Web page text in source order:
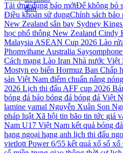
Tải ứng dụng báo mớiĐể không bỏ
Điều khoản sử dụngChính sách bảo
New Zealand sân bay Sydney
học phổ thông New Zealand Cindy
Malaysia ASEAN Cup 2026 Lào
Phomvihane Australia
Cách mạng Lào Iran Nhà nước Việt
Mostyn eo biển Hormuz Ban Chấp
sản Việt Nam điểm chuẩn nắng nóng
2026 Lịch thi đấu AFF cup 2026
bóng đá báo bóng đá bóng đá Việt
lamine yamal Nguyễn Xuân Son
pháp luật Xã hội tin bão tin tức giá
Nam U17 Việt Nam kết quả bóng đá
hạng ngoại hạng anh lịch thi đấu
vietlott Power 6/55 kết quả xổ số xổ